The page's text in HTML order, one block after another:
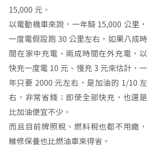
15,000 元。
以電動機車來說，一年騎 15,000 公里，
一度電假設跑 30 公里左右，如果八成時
間在家中充電、兩成時間在外充電，以
快充一度電 10 元、慢充 3 元來估計，一
年只要 2000 元左右，是加油的 1/10 左
右，非常省錢；即使全部快充，也還是
比加油便宜不少。
而且目前牌照稅、燃料稅也都不用繳，
維修保養也比燃油車來得省。